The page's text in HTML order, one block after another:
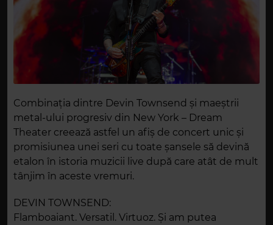
Combinaţia dintre Devin Townsend şi maeştrii
metal-ului progresiv din New York – Dream
Theater creează astfel un afiş de concert unic şi
promisiunea unei seri cu toate şansele să devină
etalon în istoria muzicii live după care atât de mult
tânjim în aceste vremuri.
DEVIN TOWNSEND:
Flamboaiant. Versatil. Virtuoz. Şi am putea